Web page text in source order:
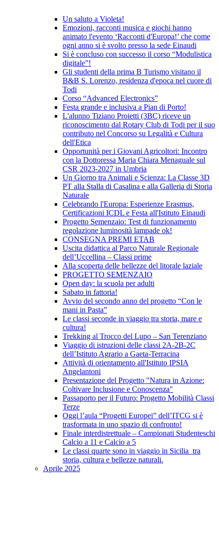
Un saluto a Violeta!
Emozioni, racconti musica e giochi hanno
animato l'evento ‘Racconti d'Europa!’ che come
ogni anno si è svolto presso la sede Einaudi
Si è concluso con successo il corso “Modulistica
digitale”!
Gli studenti della prima B Turismo visitano il
B&B S. Lorenzo, residenza d'epoca nel cuore di
Todi
Corso “Advanced Electronics”
Festa grande e inclusiva a Pian di Porto!
L'alunno Tiziano Proietti (3BC) riceve un
riconoscimento dal Rotary Club di Todi per il suo
contributo nel Concorso su Legalità e Cultura
dell'Etica
Opportunità per i Giovani Agricoltori: Incontro
con la Dottoressa Maria Chiara Menaguale sul
CSR 2023-2027 in Umbria
Un Giorno tra Animali e Scienza: La Classe 3D
PT alla Stalla di Casalina e alla Galleria di Storia
Naturale
Celebrando l'Europa: Esperienze Erasmus,
Certificazioni ICDL e Festa all'Istituto Einaudi
Progetto Semenzaio: Test di funzionamento
regolazione luminosità lampade ok!
CONSEGNA PREMI ETAB
Uscita didattica al Parco Naturale Regionale
dell’Uccellina – Classi prime
Alla scoperta delle bellezze del litorale laziale
PROGETTO SEMENZAIO
Open day: la scuola per adulti
Sabato in fattoria!
Avvio del secondo anno del progetto “Con le
mani in Pasta”
Le classi seconde in viaggio tra storia, mare e
cultura!
Trekking al Trocco del Lupo – San Terenziano
Viaggio di istruzioni delle classi 2A-2B-2C
dell’Istituto Agrario a Gaeta-Terracina
Attività di orientamento all'Istituto IPSIA
Angelantoni
Presentazione del Progetto "Natura in Azione:
Coltivare Inclusione e Conoscenza"
Passaporto per il Futuro: Progetto Mobilità Classi
Terze
Oggi l’aula “Progetti Europei” dell’ITCG si è
trasformata in uno spazio di confronto!
Finale interdistrettuale – Campionati Studenteschi
Calcio a 11 e Calcio a 5
Le classi quarte sono in viaggio in Sicilia tra
storia, cultura e bellezze naturali.
Aprile 2025